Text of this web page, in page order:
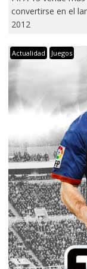
convertirse en el
2012
Actualidad Juegos